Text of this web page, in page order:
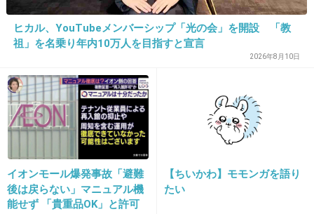
2015/12/30(水) 10:37:43
そんなにグループ増やしてどうする？もう落ち
目なのに....
ヒカル、YouTubeメンバーシップ「光の会」を開設 「教
祖」を名乗り年内10万人を目指すと宣言
2026年8月10日
イオンモール爆発事故「避難
後は戻らない」マニュアル機
能せず 「貴重品OK」と許可
【ちいかわ】モモンガを語り
たい